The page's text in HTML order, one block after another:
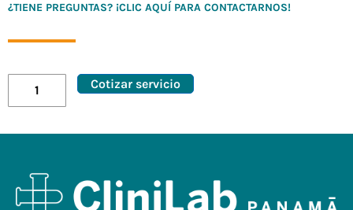
¿TIENE PREGUNTAS? ¡CLIC AQUÍ PARA CONTACTARNOS!
Cotizar servicio